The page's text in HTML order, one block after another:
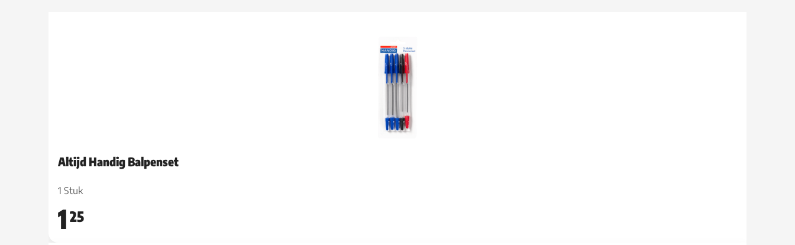
Altijd Handig Balpenset
1 Stuk
1 25